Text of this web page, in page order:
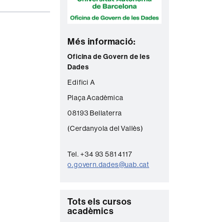
t
a
c
t
e
Més informació:
Oficina de Govern de les
Dades
Edifici A
Plaça Acadèmica
08193 Bellaterra
(Cerdanyola del Vallès)
Tel. +34 93 581 4117
o.govern.dades@uab.cat
C
o
Tots els cursos
acadèmics